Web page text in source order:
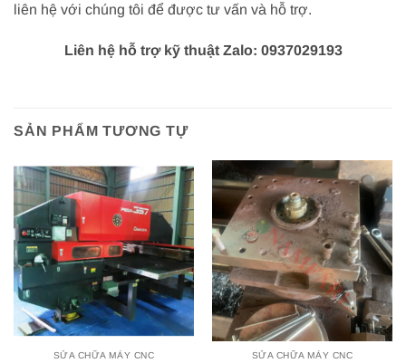
liên hệ với chúng tôi để được tư vấn và hỗ trợ.
Liên hệ hỗ trợ kỹ thuật Zalo: 0937029193
SẢN PHẨM TƯƠNG TỰ
SỬA CHỮA MÁY CNC SỬA CHỮA MÁY CNC